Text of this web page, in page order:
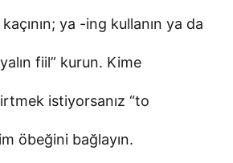
ya -ing kullanın ya da
fiil” kurun. Kime
istiyorsanız “to
öbeğini bağlayın.